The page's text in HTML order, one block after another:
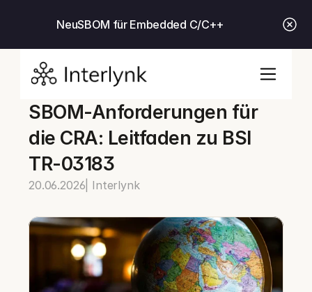
NeuSBOM für Embedded C/C++
SBOM-Anforderungen für
die CRA: Leitfaden zu BSI
TR-03183
20.06.2026 | Interlynk